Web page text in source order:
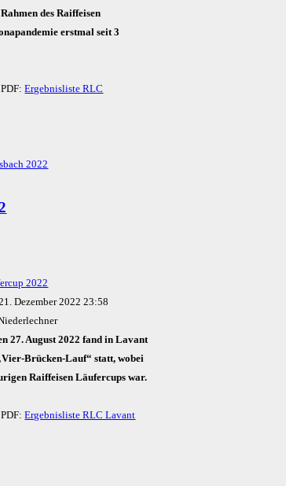
des Raiffeisen
erstmal seit 3
PDF:Ergebnisliste RLC
2022
2022
Dezember 2022 23:58
27. August 2022 fand in Lavant
Brücken-Lauf“ statt, wobei
Raiffeisen Läufercups war.
PDF:Ergebnisliste RLC Lavant